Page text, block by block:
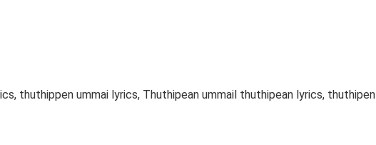
thuthippen ummai lyrics, Thuthipean ummail thuthipean lyrics, thuthipen